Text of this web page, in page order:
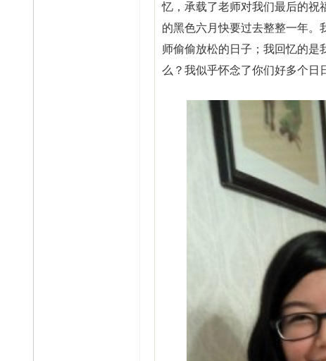
忆，承载了老师对我们最后的祝
的黑色六月快要过去整整一年。
师偷偷放松的日子；我回忆的是
么？我似乎怀念了你们好多个日